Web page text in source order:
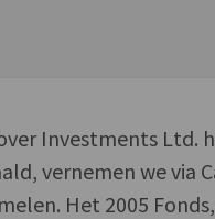
Investments Ltd.
vernemen we via
Het 2005